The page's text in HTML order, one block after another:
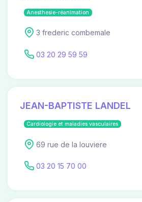
Anesthesie-réanimation
3 frederic combemale
03 20 29 59 59
JEAN-BAPTISTE LANDEL
Cardiologie et maladies vasculaires
69 rue de la louviere
03 20 15 70 00